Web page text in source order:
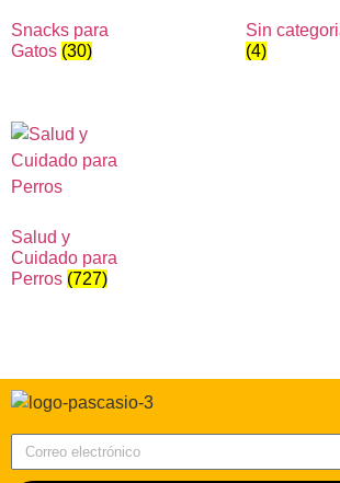
Snacks para
Gatos (30)
Sin
(4)
Salud y
Cuidado para
Perros (727)